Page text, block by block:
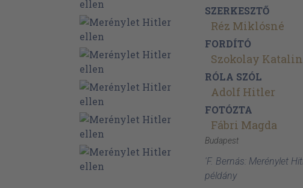
SZERKESZTŐ
Réz Miklósné
FORDÍTÓ
Szokolay Katalin
RÓLA SZÓL
Adolf Hitler
FOTÓZTA
Fábri Magda
Budapest
'F. Bernás: Merénylet
példány